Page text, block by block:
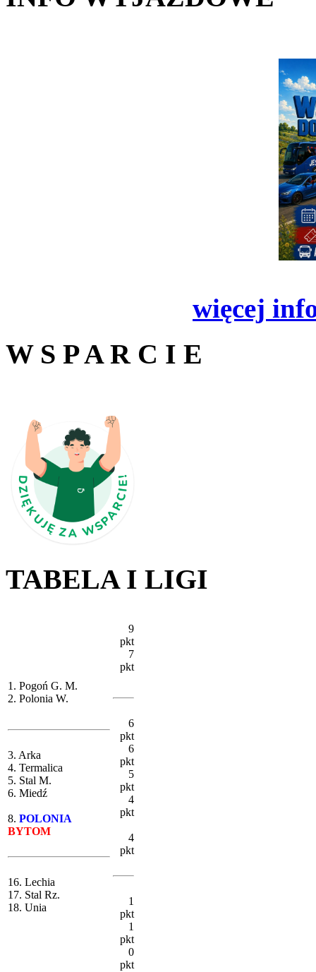
więcej
W S P A R C I E
TABELA I LIGI
1. Pogoń G. M.
2. Polonia W.
3. Arka
4. Termalica
5. Stal M.
6. Miedź
8. POLONIA
BYTOM
16. Lechia
17. Stal Rz.
18. Unia
9
pkt
7
pkt
6
pkt
6
pkt
5
pkt
4
pkt
4
pkt
1
pkt
1
pkt
0
pkt